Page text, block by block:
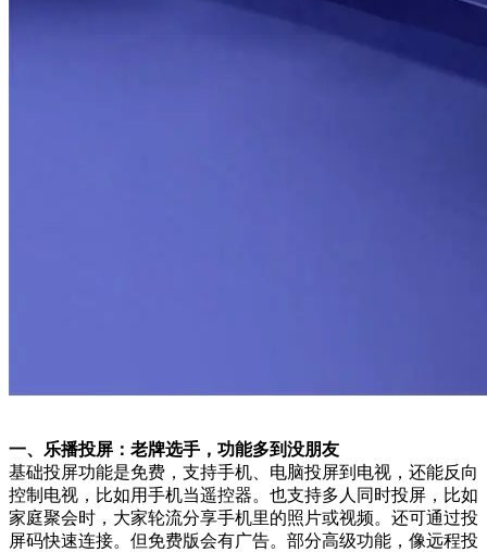
一、乐播投屏：老牌选手，功能多到没朋友
基础投屏功能是免费，支持手机、电脑投屏到电视，还能反向
控制电视，比如用手机当遥控器。也支持多人同时投屏，比如
家庭聚会时，大家轮流分享手机里的照片或视频。还可通过投
屏码快速连接。但免费版会有广告。部分高级功能，像远程投